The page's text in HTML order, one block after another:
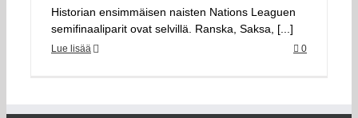
Historian ensimmäisen naisten Nations Leaguen
semifinaaliparit ovat selvillä. Ranska, Saksa, [...]
Lue lisää 0